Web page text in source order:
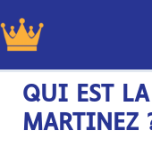
au
contenu
QUI EST
MARTINEZ